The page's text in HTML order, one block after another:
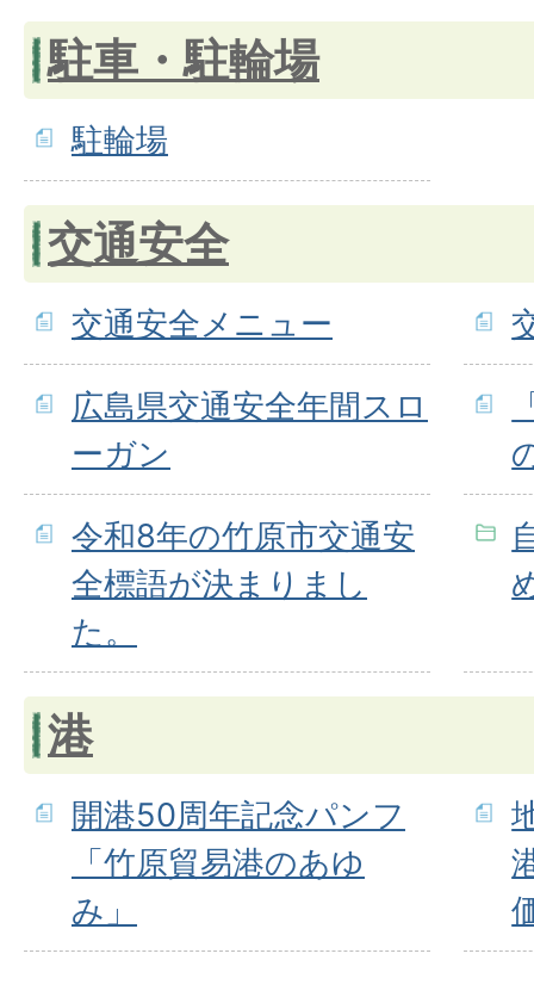
駐車・駐輪場
駐輪場
交通安全
交通安全メニュー
広島県交通安全年間スロ
ーガン
令和8年の竹原市交通安
全標語が決まりまし
た。
港
開港50周年記念パンフ
「竹原貿易港のあゆ
み」